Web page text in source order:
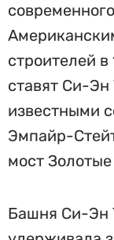
строителей
ставят Си-Эн
известными
Эмпайр-
мост
Башня Си-Эн